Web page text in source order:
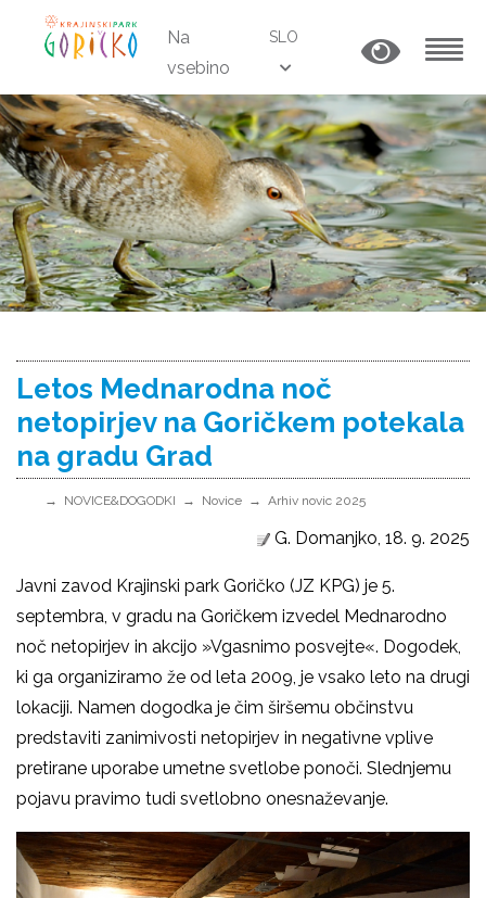
Na
vsebino
SLO
Letos Mednarodna noč
netopirjev na Goričkem potekala
na gradu Grad
NOVICE&DOGODKI Novice Arhiv novic 2025
G. Domanjko, 18. 9. 2025
Javni zavod Krajinski park Goričko (JZ KPG) je 5.
septembra, v gradu na Goričkem izvedel Mednarodno
noč netopirjev in akcijo »Vgasnimo posvejte«. Dogodek,
ki ga organiziramo že od leta 2009, je vsako leto na drugi
lokaciji. Namen dogodka je čim širšemu občinstvu
predstaviti zanimivosti netopirjev in negativne vplive
pretirane uporabe umetne svetlobe ponoči. Slednjemu
pojavu pravimo tudi svetlobno onesnaževanje.